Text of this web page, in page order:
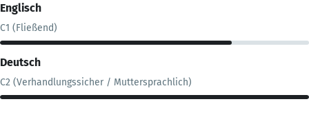
Englisch
C1 (Fließend)
Deutsch
C2 (Verhandlungssicher / Muttersprachlich)